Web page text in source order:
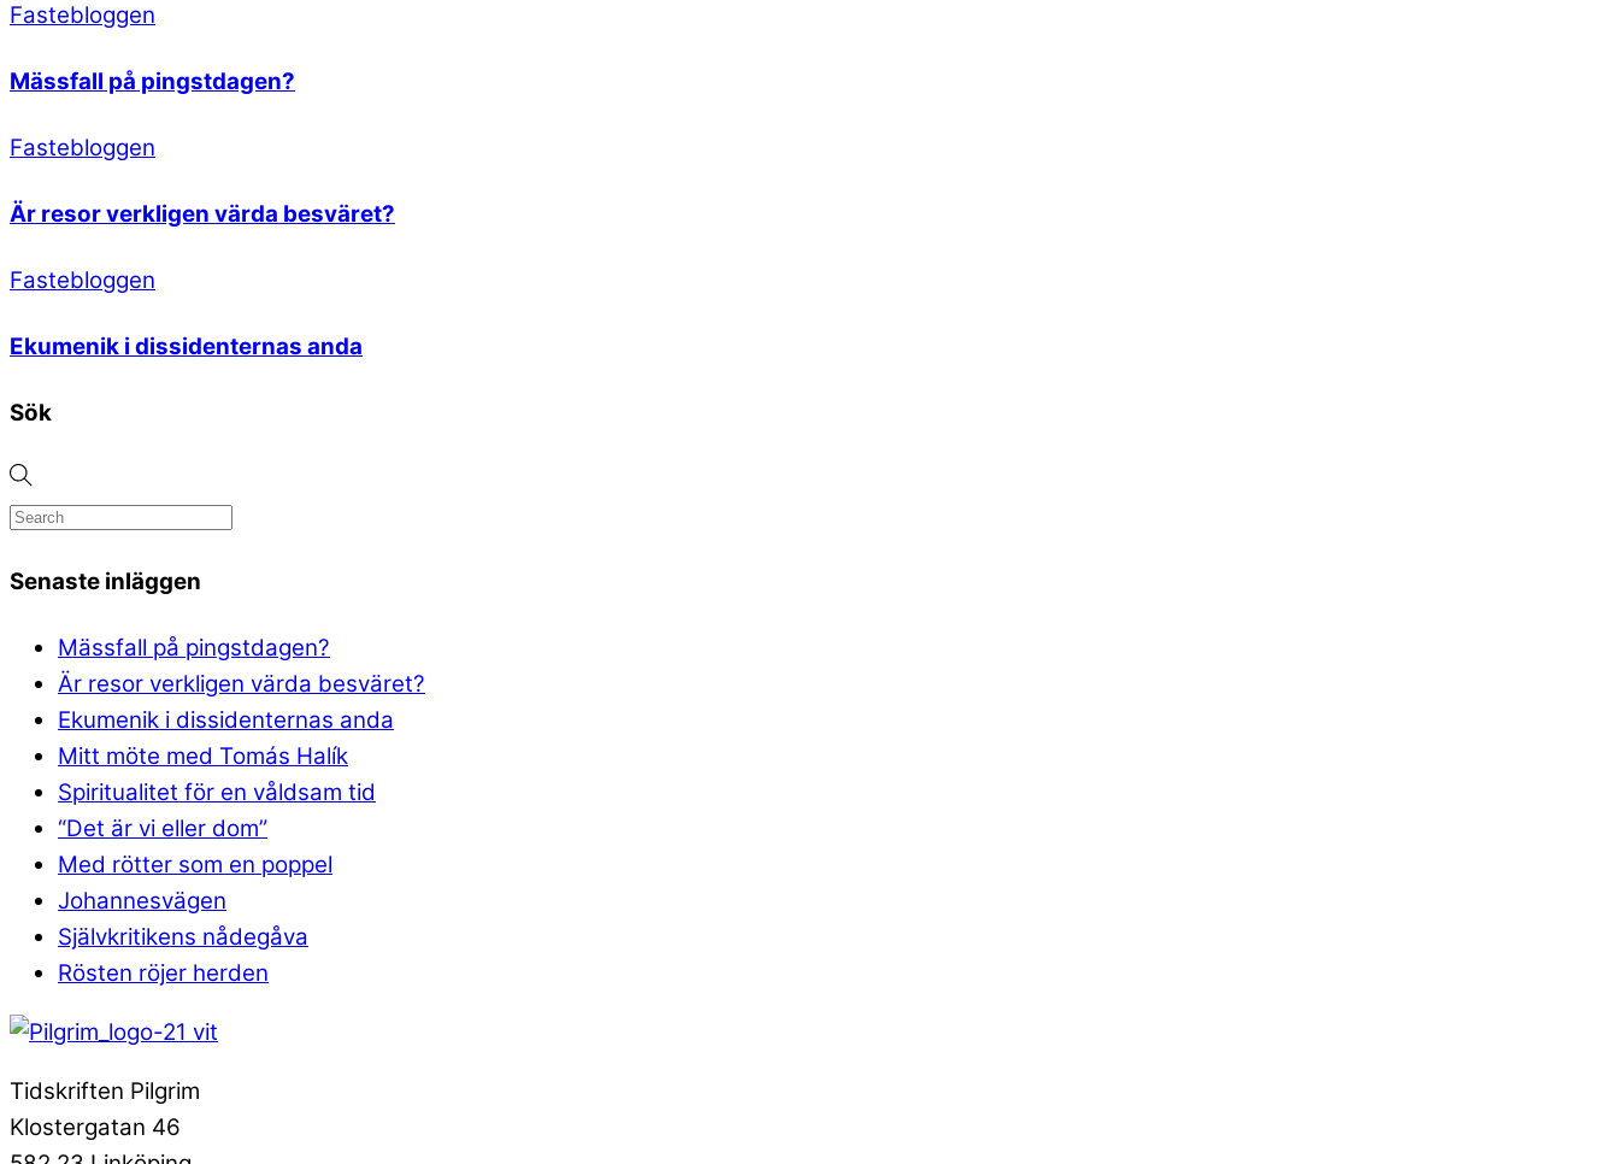
Fastebloggen
Mässfall på pingstdagen?
Fastebloggen
Är resor verkligen värda besväret?
Fastebloggen
Ekumenik i dissidenternas anda
Sök
Senaste inläggen
Mässfall på pingstdagen?
Är resor verkligen värda besväret?
Ekumenik i dissidenternas anda
Mitt möte med Tomás Halík
Spiritualitet för en våldsam tid
“Det är vi eller dom”
Med rötter som en poppel
Johannesvägen
Självkritikens nådegåva
Rösten röjer herden
Tidskriften Pilgrim
Klostergatan 46